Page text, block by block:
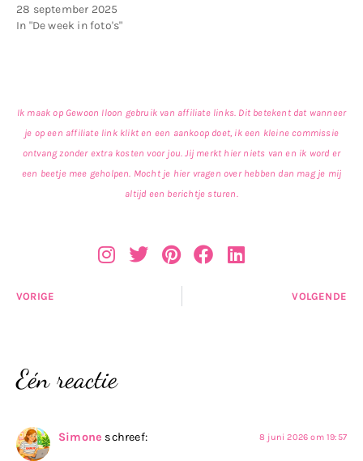
28 september 2025
In "De week in foto's"
Ik maak op Gewoon Iloon gebruik van affiliate links. Dit betekent dat wanneer
je op een affiliate link klikt en een aankoop doet, ik een kleine commissie
ontvang zonder extra kosten voor jou. Jij merkt hier niets van en ik word er
een beetje mee geholpen. Mocht je hier vragen over hebben dan mag je mij
altijd een berichtje sturen.
VORIGE VOLGENDE
Eén reactie
Simone schreef: 8 juni 2026 om 19:57